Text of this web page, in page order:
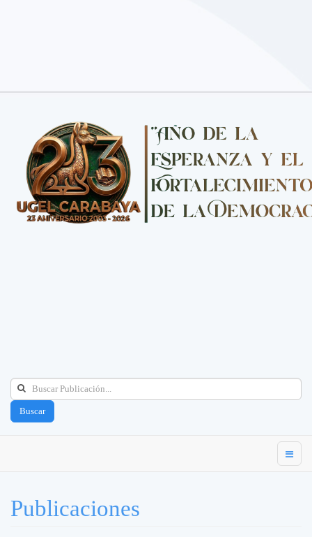
Buscar
Publicaciones